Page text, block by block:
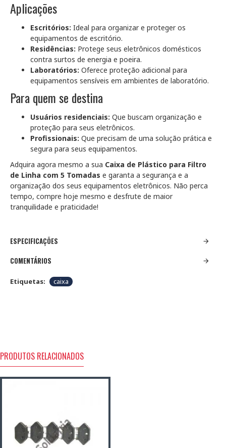
Aplicações
Escritórios: Ideal para organizar e proteger os
equipamentos de escritório.
Residências: Protege seus eletrônicos domésticos
contra surtos de energia e poeira.
Laboratórios: Oferece proteção adicional para
equipamentos sensíveis em ambientes de laboratório.
Para quem se destina
Usuários residenciais: Que buscam organização e
proteção para seus eletrônicos.
Profissionais: Que precisam de uma solução prática e
segura para seus equipamentos.
Adquira agora mesmo a sua Caixa de Plástico para Filtro
de Linha com 5 Tomadas e garanta a segurança e a
organização dos seus equipamentos eletrônicos. Não perca
tempo, compre hoje mesmo e desfrute de maior
tranquilidade e praticidade!
ESPECIFICAÇÕES
COMENTÁRIOS
Etiquetas: caixa
PRODUTOS RELACIONADOS